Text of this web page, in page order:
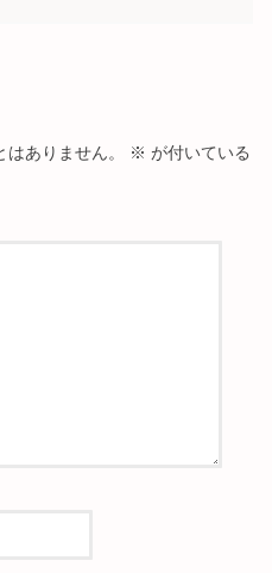
ありません。 ※ が付いている